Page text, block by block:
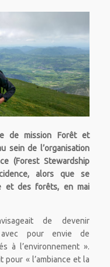
de mission Forêt et
sein de l’organisation
(Forest Stewardship
alors que se
et des forêts, en mai
de devenir
avec pour envie de
à l’environnement ».
pour « l’ambiance et la